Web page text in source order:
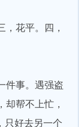
花平。四，
事。遇强盗
帮不上忙，
只好去另一个